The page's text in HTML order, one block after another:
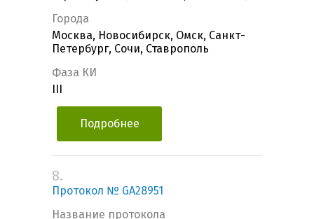
Города
Москва, Новосибирск, Омск, Санкт-
Петербург, Сочи, Ставрополь
Фаза КИ
Подробнее
8.
Протокол № GA28951
Название протокола